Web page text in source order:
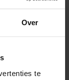
Over
te